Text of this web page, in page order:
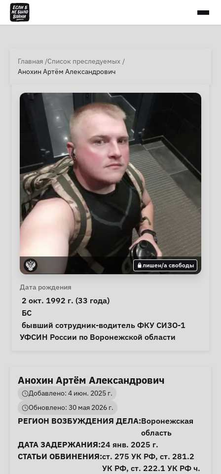
Главная Список преследуемых
Анохин Артём Александрович
лишен/а свободы
Личная информация
Дата рождения
2 окт. 1992 г. (33 года)
Особые обстоятельства
БС
Примечания
УФСИН России по Воронежской области
Анохин Артём Александрович
Добавлено: 4 июн. 2025 г.
Обновлено: 30 мая 2026 г.
Информация о деле
РЕГИОН ВОЗБУЖДЕНИЯ ДЕЛА:Воронежская
область
ДАТА ЗАДЕРЖАНИЯ:24 янв. 2025 г.
СТАТЬИ ОБВИНЕНИЯ:ст. 275 УК РФ, ст. 281.2
УК РФ, ст. 222.1 УК РФ ч.